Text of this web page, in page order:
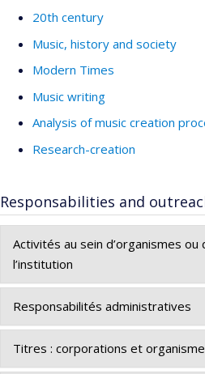
20th century
Music, history and society
Modern Times
Music writing
Analysis of music creation
Research-creation
Responsabilities and
Activités au sein d’organismes ou
l’institution
Responsabilités administratives
Titres : corporations et